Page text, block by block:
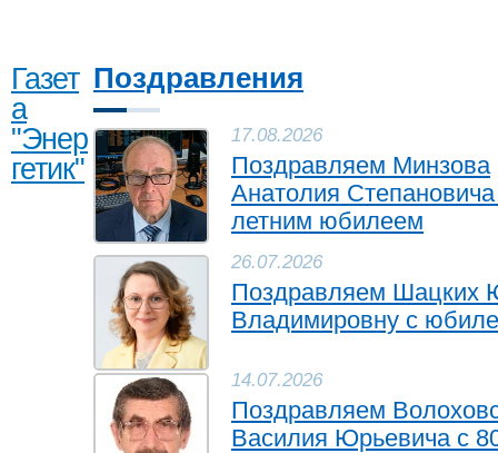
Поздравления
17.08.2026
Поздравляем Минзова
Анатолия
летним юбилеем
26.07.2026
Поздравляем Шацких
Владимировну с
14.07.2026
Поздравляем
Василия Юрьевича с
Газет
а
"Энер
гетик"